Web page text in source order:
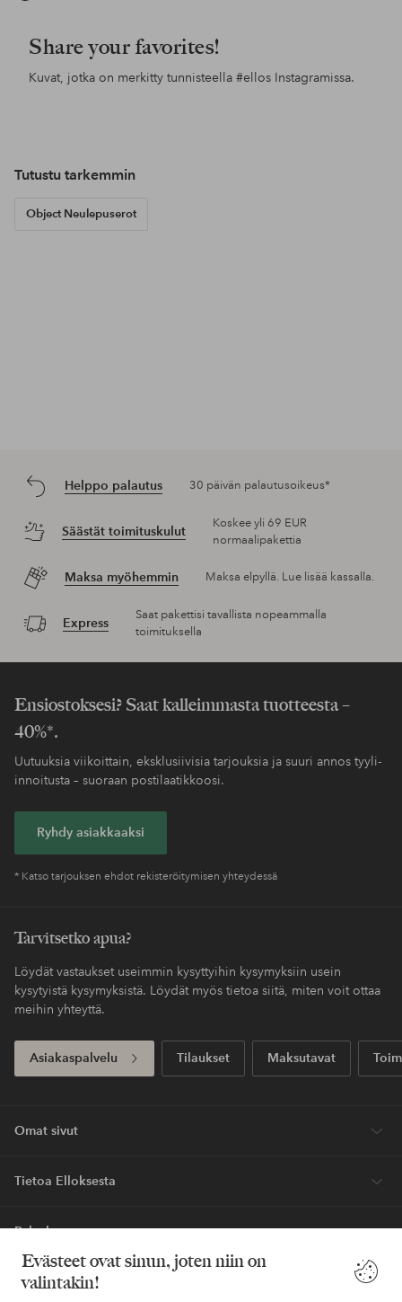
Evästeet ovat sinun, joten niin on
valintakin!
Share your favorites!
Kuvat, jotka on merkitty tunnisteella #ellos Instagramissa.
Tutustu tarkemmin
Object Neulepuserot
Helppo palautus 30 päivän palautusoikeus*
Säästät toimituskulut
Koskee yli 69 EUR
normaalipakettia
Maksa myöhemmin Maksa elpyllä. Lue lisää kassalla.
Express
Saat pakettisi tavallista nopeammalla
toimituksella
Ensiostoksesi? Saat kalleimmasta tuotteesta –
40%*.
Uutuuksia viikoittain, eksklusiivisia tarjouksia ja suuri annos tyyli-
innoitusta – suoraan postilaatikkoosi.
Ryhdy asiakkaaksi
* Katso tarjouksen ehdot rekisteröitymisen yhteydessä
Tarvitsetko apua?
Löydät vastaukset useimmin kysyttyihin kysymyksiin usein
kysytyistä kysymyksistä. Löydät myös tietoa siitä, miten voit ottaa
meihin yhteyttä.
Asiakaspalvelu Tilaukset Maksutavat
Omat sivut
Tietoa Elloksesta
Palvelumme
Ehdot